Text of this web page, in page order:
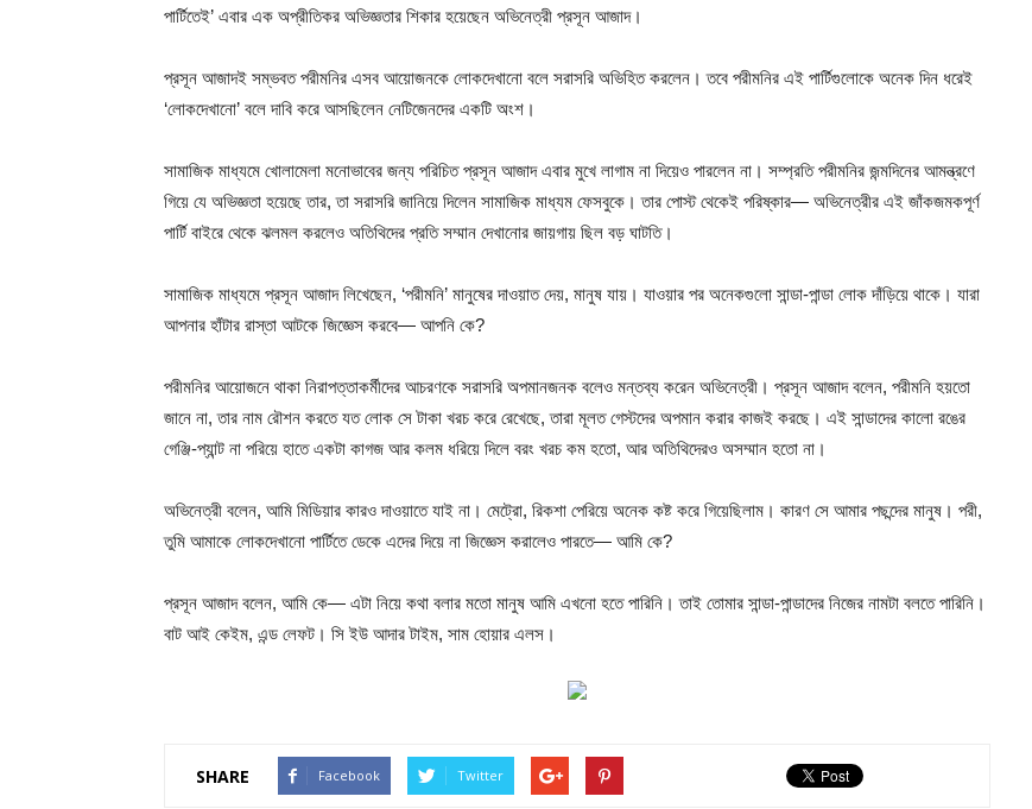
পার্টিতেই’ এবার এক অপ্রীতিকর অভিজ্ঞতার শিকার হয়েছেন অভিনেত্রী প্রসূন আজাদ।
প্রসূন আজাদই সম্ভবত পরীমনির এসব আয়োজনকে লোকদেখানো বলে সরাসরি অভিহিত করলেন। তবে পরীমনির এই পার্টিগুলোকে অনেক দিন ধরেই
‘লোকদেখানো’ বলে দাবি করে আসছিলেন নেটিজেনদের একটি অংশ।
সামাজিক মাধ্যমে খোলামেলা মনোভাবের জন্য পরিচিত প্রসূন আজাদ এবার মুখে লাগাম না দিয়েও পারলেন না। সম্প্রতি পরীমনির জন্মদিনের আমন্ত্রণে
গিয়ে যে অভিজ্ঞতা হয়েছে তার, তা সরাসরি জানিয়ে দিলেন সামাজিক মাধ্যম ফেসবুকে। তার পোস্ট থেকেই পরিষ্কার— অভিনেত্রীর এই জাঁকজমকপূর্ণ
পার্টি বাইরে থেকে ঝলমল করলেও অতিথিদের প্রতি সম্মান দেখানোর জায়গায় ছিল বড় ঘাটতি।
সামাজিক মাধ্যমে প্রসূন আজাদ লিখেছেন, ‘পরীমনি’ মানুষের দাওয়াত দেয়, মানুষ যায়। যাওয়ার পর অনেকগুলো সান্ডা-পান্ডা লোক দাঁড়িয়ে থাকে। যারা
আপনার হাঁটার রাস্তা আটকে জিজ্ঞেস করবে— আপনি কে?
পরীমনির আয়োজনে থাকা নিরাপত্তাকর্মীদের আচরণকে সরাসরি অপমানজনক বলেও মন্তব্য করেন অভিনেত্রী। প্রসূন আজাদ বলেন, পরীমনি হয়তো
জানে না, তার নাম রৌশন করতে যত লোক সে টাকা খরচ করে রেখেছে, তারা মূলত গেস্টদের অপমান করার কাজই করছে। এই সান্ডাদের কালো রঙের
গেঞ্জি-প্যান্ট না পরিয়ে হাতে একটা কাগজ আর কলম ধরিয়ে দিলে বরং খরচ কম হতো, আর অতিথিদেরও অসম্মান হতো না।
অভিনেত্রী বলেন, আমি মিডিয়ার কারও দাওয়াতে যাই না। মেট্রো, রিকশা পেরিয়ে অনেক কষ্ট করে গিয়েছিলাম। কারণ সে আমার পছন্দের মানুষ। পরী,
তুমি আমাকে লোকদেখানো পার্টিতে ডেকে এদের দিয়ে না জিজ্ঞেস করালেও পারতে— আমি কে?
প্রসূন আজাদ বলেন, আমি কে— এটা নিয়ে কথা বলার মতো মানুষ আমি এখনো হতে পারিনি। তাই তোমার সান্ডা-পান্ডাদের নিজের নামটা বলতে পারিনি।
বাট আই কেইম, এন্ড লেফট। সি ইউ আদার টাইম, সাম হোয়ার এলস।
SHARE Facebook Twitter